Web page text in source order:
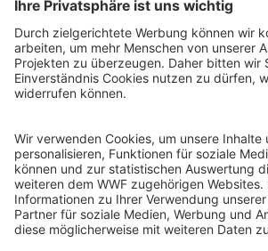
WWF Deutschland
Reinhardtstr. 18
10117 Berlin
Ihre Spende kann steuerlich geltend
Registriert als Stiftung WWF Deutschland,
Justiz Berlin, Az: 3416/976/2
Umsatzsteuer-Identifikationsnummer: DE